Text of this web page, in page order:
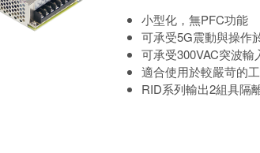
小型化，無PFC功能
可承受5G震動與操作
可承受300VAC突波輸
適合使用於較嚴苛的
RID系列輸出2組具隔